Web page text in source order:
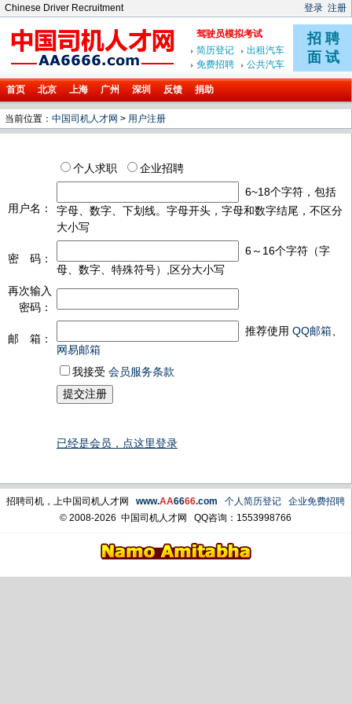
Chinese Driver Recruitment 登录 注册
首页 北京 上海 广州 深圳 反馈 捐助
当前位置： 中国司机人才网 > 用户注册
个人求职 企业招聘
用户名：
6~18个字符，包括
字母、数字、下划线。字母开头，字母和数字结尾，不区分
大小写
密 码：
6～16个字符（字
母、数字、特殊符号）,区分大小写
再次输入
密码：
邮 箱：
推荐使用 QQ邮箱
网易邮箱
我接受 会员服务条款
已经是会员，点这里登录
招聘司机，上中国司机人才网 www.AA6666.com 个人简历登记
企业免费招聘
© 2008-2026 中国司机人才网 QQ咨询：1553998766